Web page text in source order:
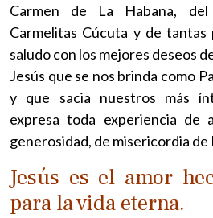
Carmen de La Habana,
Carmelitas Cúcuta y de
saludo con los mejores deseos
Jesús que se nos brinda como
y que sacia nuestros más
expresa toda experiencia de
generosidad, de misericordia de
Jesús es el amor
para la vida eterna.